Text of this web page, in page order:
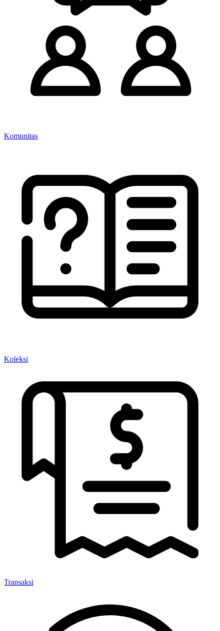
Komunitas
Koleksi
Transaksi